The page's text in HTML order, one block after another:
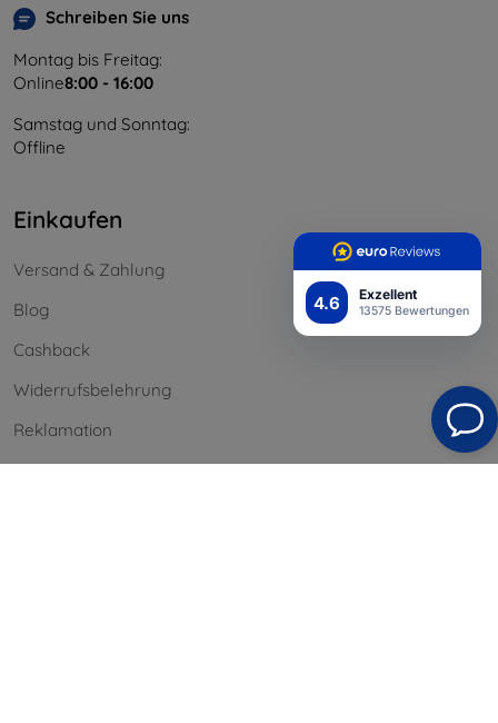
4.6 Exzellent
13575 Bewertungen
Schreiben Sie uns
Montag bis Freitag:
Online8:00 - 16:00
Samstag und Sonntag:
Offline
Einkaufen
Versand & Zahlung
Blog
Cashback
Widerrufsbelehrung
Reklamation
Kontakt